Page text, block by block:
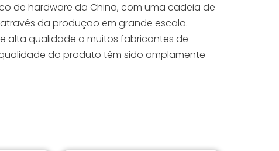
de hardware da China, com uma cadeia de
da produção em grande escala.
alta qualidade a muitos fabricantes de
do produto têm sido amplamente